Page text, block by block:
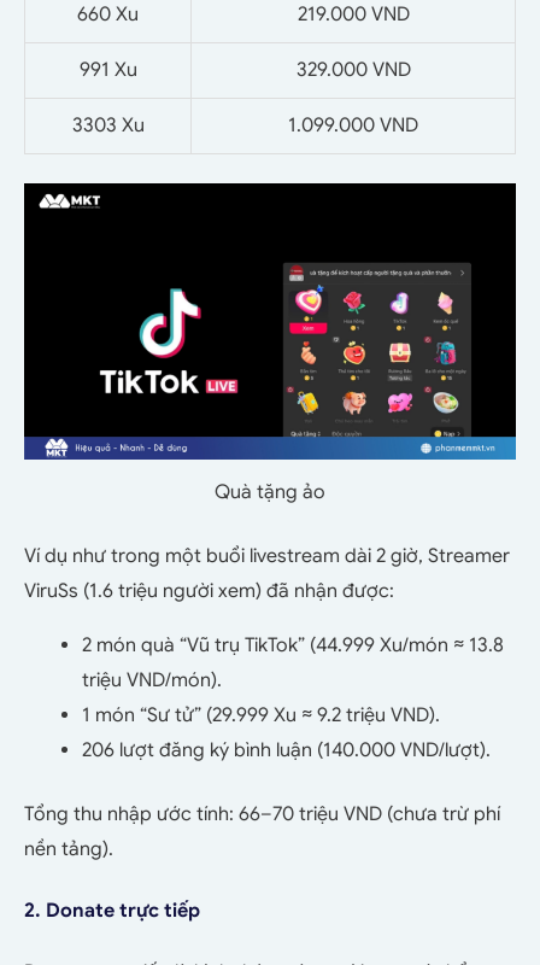
660 Xu 219.000 VND
991 Xu 329.000 VND
3303 Xu 1.099.000 VND
Quà tặng ảo
Ví dụ như trong một buổi livestream dài 2 giờ, Streamer
ViruSs (1.6 triệu người xem) đã nhận được:
2 món quà “Vũ trụ TikTok” (44.999 Xu/món ≈ 13.8
triệu VND/món).
1 món “Sư tử” (29.999 Xu ≈ 9.2 triệu VND).
206 lượt đăng ký bình luận (140.000 VND/lượt).
Tổng thu nhập ước tính: 66–70 triệu VND (chưa trừ phí
nền tảng).
2. Donate trực tiếp